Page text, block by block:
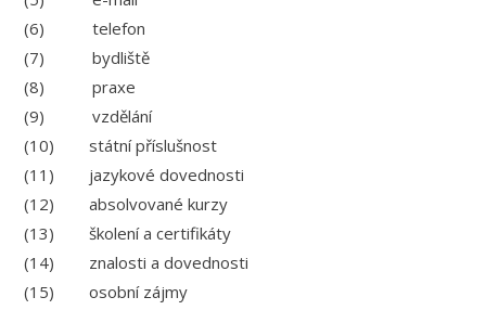
(6) telefon
(7) bydliště
(8) praxe
(9) vzdělání
(10) státní příslušnost
(11) jazykové dovednosti
(12) absolvované kurzy
(13) školení a certifikáty
(14) znalosti a dovednosti
(15) osobní zájmy